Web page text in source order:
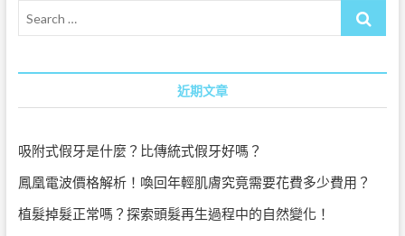
|
建
機
Search
近期文章
吸附式假牙是什麼？比傳統式假牙好嗎？
鳳凰電波價格解析！喚回年輕肌膚究竟需要花費多少費用？
植髮掉髮正常嗎？探索頭髮再生過程中的自然變化！